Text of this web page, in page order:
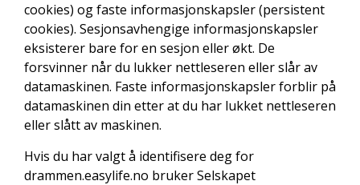
cookies) og faste informasjonskapsler (persistent
cookies). Sesjonsavhengige informasjonskapsler
eksisterer bare for en sesjon eller økt. De
forsvinner når du lukker nettleseren eller slår av
datamaskinen. Faste informasjonskapsler forblir på
datamaskinen din etter at du har lukket nettleseren
eller slått av maskinen.
Hvis du har valgt å identifisere deg for
drammen.easylife.no bruker Selskapet